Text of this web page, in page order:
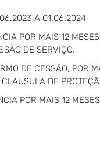
A 01.06.2024
POR MAIS 12
DE SERVIÇO.
DE CESSÃO,
DE
POR MAIS 12